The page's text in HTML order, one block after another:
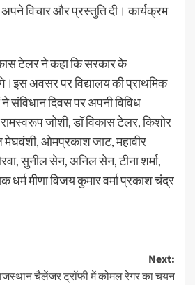
अपने विचार और प्रस्तुति दी। कार्यक्रम
टेलर ने कहा कि सरकार के
अवसर पर विद्यालय की प्राथमिक
संविधान दिवस पर अपनी विविध
जोशी, डॉ विकास टेलर, किशोर
मेघवंशी, ओमप्रकाश जाट, महावीर
सुनील सेन, अनिल सेन, टीना शर्मा,
धर्म मीणा विजय कुमार वर्मा प्रकाश चंद्र
Next:
चैलेंजर ट्रॉफी में कोमल रेगर का चयन